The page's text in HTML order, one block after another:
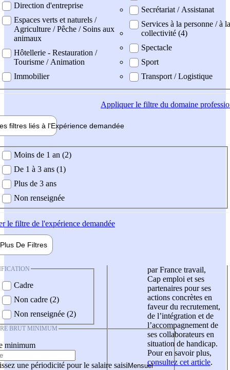
Direction d'entreprise
Espaces verts et naturels /
Agriculture / Pêche / Soins aux
animaux
Hôtellerie - Restauration /
Tourisme / Animation
Immobilier
Secrétariat / Assistanat
Services à la personne / à la
collectivité (4)
Spectacle
Sport
Transport / Logistique
Appliquerle filtre du domaine
filtres liés à l'Expérience demandée
demandée
Moins de 1 an (2)
De 1 à 3 ans (1)
Plus de 3 ans
Non renseignée
le filtre de l'expérience demandée
Plus De Filtres
Cadre
Non cadre (2)
Non renseignée (2)
BRUT MINIMUM
minimum
une périodicité pour le salaire saisi
par France travail,
Cap emploi et ses
partenaires pour ses
actions concrètes en
faveur du recrutement,
de l’intégration et de
l’accompagnement de
ses collaborateurs en
situation de handicap.
Pour en savoir plus,
consultez cet article.